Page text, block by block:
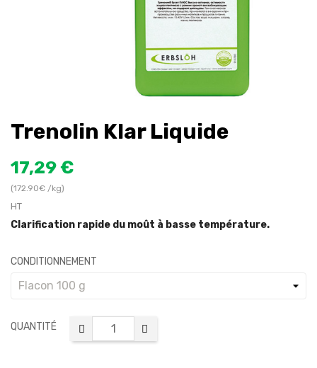
Trenolin Klar Liquide
17,29 €
(172.90€ /kg)
HT
Clarification rapide du moût à basse température.
CONDITIONNEMENT
QUANTITÉ